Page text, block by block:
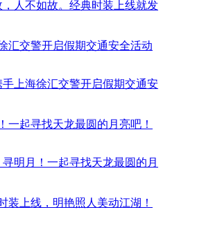
汇交警开启假期交通安全活动
一起寻找天龙最圆的月亮吧！
装上线，明艳照人美动江湖！